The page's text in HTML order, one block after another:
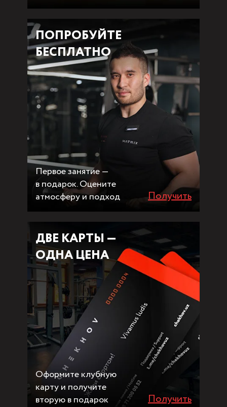
ПОПРОБУЙТЕ
БЕСПЛАТНО
ДВЕ КАРТЫ —
ОДНА ЦЕНА
Первое занятие —
в подарок. Оцените
атмосферу и подход
Оформите клубную
карту и получите
вторую в подарок
Получить
Получить